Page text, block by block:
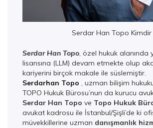
Serdar Han Topo Kimdir
Serdar Han Topo, özel hukuk alanında
lisansına (LLM) devam etmekte olup
kariyerini birçok makale ile süslemiştir.
Serdarhan Topo , uzman bilişim
TOPO Hukuk Bürosu’nun da kurucu
Serdar Han Topo ve Topo Hukuk
avukat kadrosu ile İstanbul/Şişli’de ki
müvekkillerine uzman danışmanlık